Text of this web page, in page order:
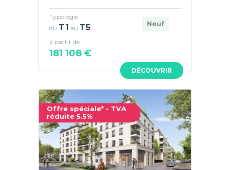
DÉCOUVRIR
Neuf
Typologie
du T1 au T5
à partir de
181 108 €
Offre spéciale* - TVA
réduite 5.5%